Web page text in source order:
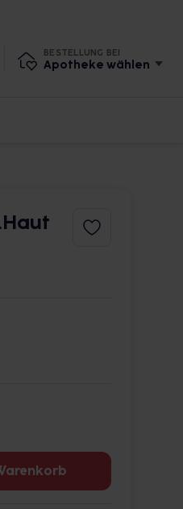
BESTELLUNG BEI
Apotheke wählen